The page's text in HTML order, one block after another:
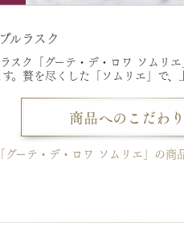
ルラスク
スク「グーテ・デ・ロワ ソムリ
。贅を尽くした「ソムリエ」で
「グーテ・デ・ロワ ソムリエ」の商